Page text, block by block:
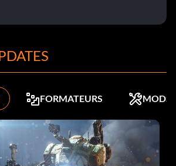
FORMATEURS MODS